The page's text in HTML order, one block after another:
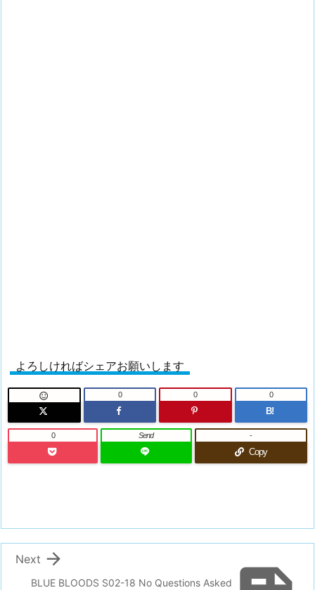
よろしければシェアお願いします
 0 0
B!
0
0 Send
Copy
-
BLUE BLOODS S02-18 No Questions Asked

Next